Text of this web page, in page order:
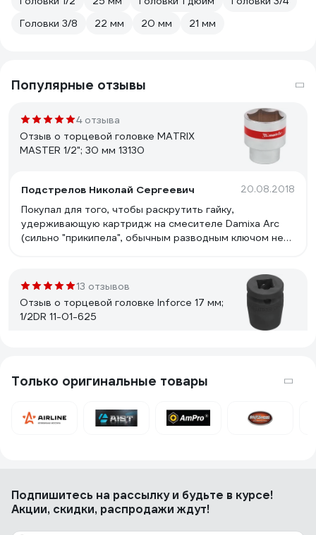
Головки 3/8
22 мм 20 мм 21 мм
Популярные отзывы
4 отзыва
Отзыв о торцевой головке MATRIX
MASTER 1/2"; 30 мм 13130
Подстрелов Николай Сергеевич 20.08.2018
Покупал для того, чтобы раскрутить гайку,
удерживающую картридж на смесителе Damixa Arc
(сильно "прикипела", обычным разводным ключом не
с "сертифицированным ключом" Damixa за 1500 руб :)
13 отзывов
Отзыв о торцевой головке Inforce 17 мм;
1/2DR 11-01-625
Отличный материал, силовой. Есть скос для работы в
трудных местах. Есть зубцы на гранях, для улучшения
Только оригинальные товары
Подпишитесь на рассылкуи будьте в курсе!
Акции, скидки, распродажи ждут!